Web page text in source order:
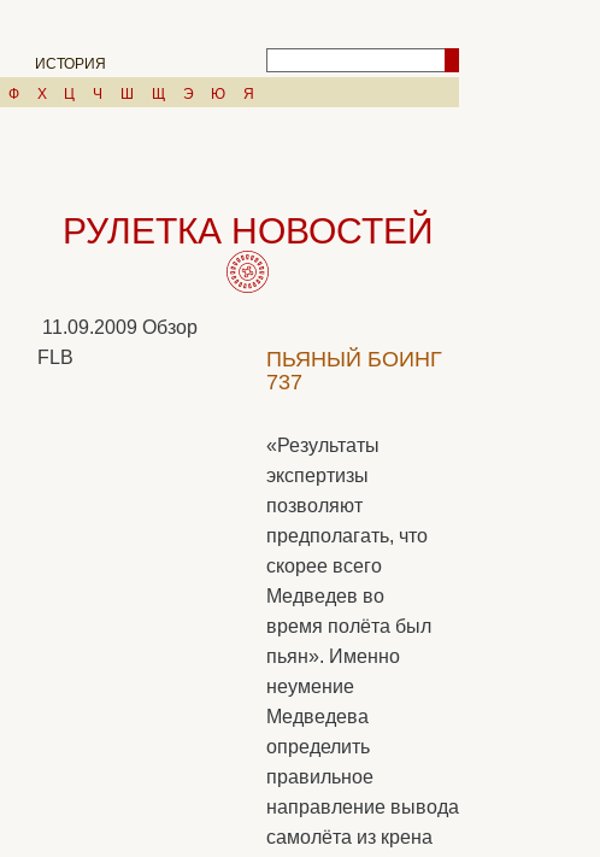
ИСТОРИЯ
Ф Х Ц Ч Ш Щ Э Ю Я
РУЛЕТКА НОВОСТЕЙ
11.09.2009 Обзор
FLB
ПЬЯНЫЙ БОИНГ
737
«Результаты
экспертизы
позволяют
предполагать, что
скорее всего
Медведев во
время полёта был
пьян». Именно
неумение
Медведева
определить
правильное
направление вывода
самолёта из крена